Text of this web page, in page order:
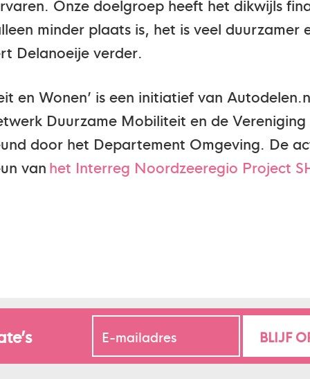
Onze doelgroep heeft het dikwijls
minder plaats is, het is veel
Delanoeije verder.
en Wonen’ is een initiatief van
Duurzame Mobiliteit en de
door het Departement Omgeving. De
vanhet Interreg Noordzeeregio Project